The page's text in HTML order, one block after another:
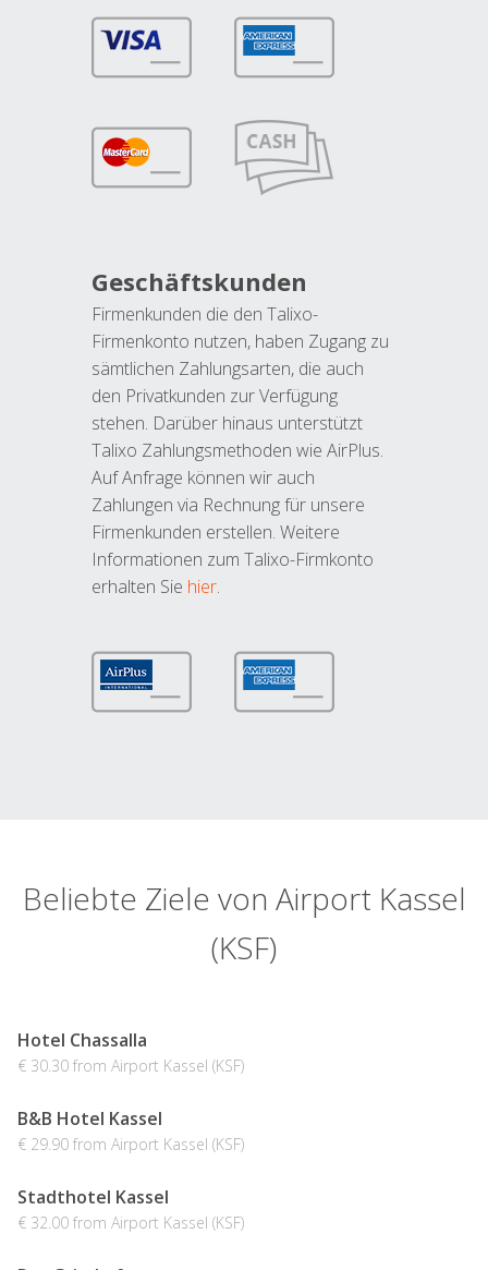
Geschäftskunden
Firmenkunden die den Talixo-
Firmenkonto nutzen, haben Zugang zu
sämtlichen Zahlungsarten, die auch
den Privatkunden zur Verfügung
stehen. Darüber hinaus unterstützt
Talixo Zahlungsmethoden wie AirPlus.
Auf Anfrage können wir auch
Zahlungen via Rechnung für unsere
Firmenkunden erstellen. Weitere
Informationen zum Talixo-Firmkonto
erhalten Sie hier.
Beliebte Ziele von Airport Kassel
(KSF)
Hotel Chassalla
€ 30.30 from Airport Kassel (KSF)
B&B Hotel Kassel
€ 29.90 from Airport Kassel (KSF)
Stadthotel Kassel
€ 32.00 from Airport Kassel (KSF)